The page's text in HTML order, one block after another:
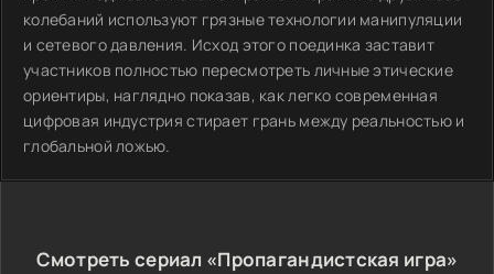
колебаний используют грязные технологии манипуляции
и сетевого давления. Исход этого поединка заставит
участников полностью пересмотреть личные этические
ориентиры, наглядно показав, как легко современная
цифровая индустрия стирает грань между реальностью и
глобальной ложью.
Смотреть сериал «Пропагандистская игра»